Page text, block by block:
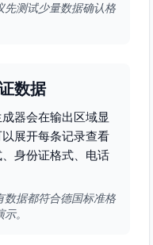
先测试少量数据确认格
数据
器会在输出区域显
展开每条记录查看
身份证格式、电话
数据都符合德国标准格
。